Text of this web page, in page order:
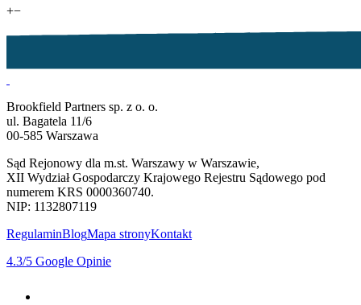
+−
Brookfield Partners sp. z o. o.
ul. Bagatela 11/6
00-585 Warszawa
Sąd Rejonowy dla m.st. Warszawy w Warszawie,
XII Wydział Gospodarczy Krajowego Rejestru Sądowego pod
numerem KRS 0000360740.
NIP: 1132807119
RegulaminBlogMapa stronyKontakt
4.3/5 Google Opinie